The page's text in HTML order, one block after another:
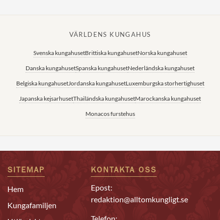
VÄRLDENS KUNGAHUS
Svenska kungahusetBrittiska kungahusetNorska kungahuset
Danska kungahusetSpanska kungahusetNederländska kungahuset
Belgiska kungahusetJordanska kungahusetLuxemburgska storhertighuset
Japanska kejsarhusetThailändska kungahusetMarockanska kungahuset
Monacos furstehus
SITEMAP
Hem
Kungafamiljen
KONTAKTA OSS
Epost:
redaktion@alltomkungligt.se